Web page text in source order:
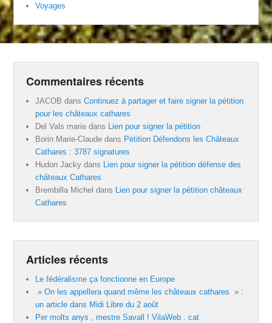
Voyages
Commentaires récents
JACOB dansContinuez à partager et faire signer la pétition
pour les châteaux cathares
Del Vals marie dans Lien pour signer la pétition
Borin Marie-Claude dans Pétition Défendons les Châteaux
Cathares : 3787 signatures
Hudon Jacky dans Lien pour signer la pétition défense des
châteaux Cathares
Brembilla Michel dans Lien pour signer la pétition châteaux
Cathares
Articles récents
Le fédéralisme ça fonctionne en Europe
» On les appellera quand même les châteaux cathares » :
un article dans Midi Libre du 2 août
Per molts anys , mestre Savall ! VilaWeb . cat